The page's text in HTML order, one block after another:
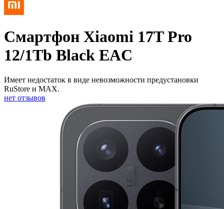
Смартфон Xiaomi 17T Pro
12/1Tb Black EAC
Имеет недостаток в виде невозможности предустановки
RuStore и MAX.
нет отзывов